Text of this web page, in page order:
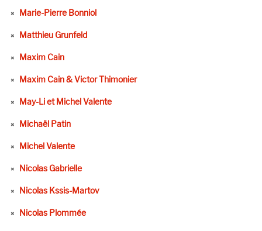
Marie-Pierre Bonniol
Matthieu Grunfeld
Maxim Cain
Maxim Cain & Victor Thimonier
May-Li et Michel Valente
Michaël Patin
Michel Valente
Nicolas Gabrielle
Nicolas Kssis-Martov
Nicolas Plommée